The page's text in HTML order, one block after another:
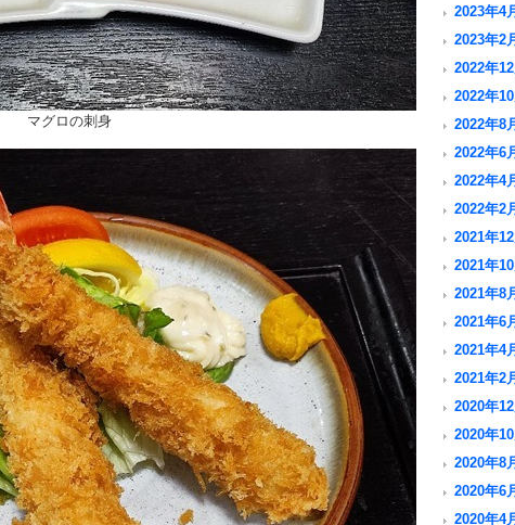
マグロの刺身
2023年4
2023年2
2022年
2022年
2022年8
2022年6
2022年4
2022年2
2021年
2021年
2021年8
2021年6
2021年4
2021年2
2020年
2020年
2020年8
2020年6
2020年4